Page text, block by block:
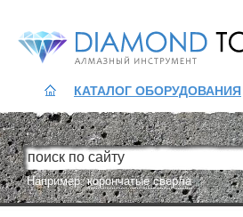
Diamond Tool
КАТАЛОГ ОБОРУДОВАНИЯ
Например:корончатые сверла